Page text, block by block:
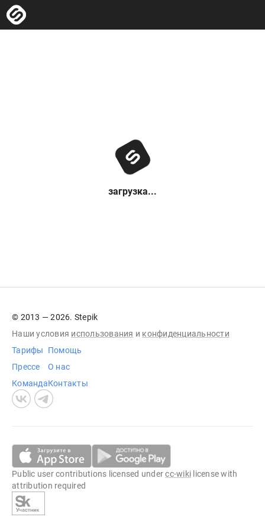
загрузка...
© 2013 — 2026. Stepik
Наши условия использования и конфиденциальности
Тарифы
Прессе
Команда
Помощь
О нас
Контакты
Public user contributions licensed undercc-wiki license with
attribution required